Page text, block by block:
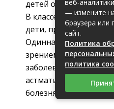
детей осуществляют
В классе существуют
дети, пропускающие
Одиннадцать
зрением, пять – с
заболеваниями, два
астматика, есть
болезнями.
веб-
— измените
браузера или
сайт.
Политика
политика